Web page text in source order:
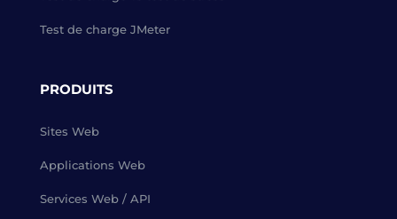
Test de charge JMeter
PRODUITS
Sites Web
Applications Web
Services Web / API